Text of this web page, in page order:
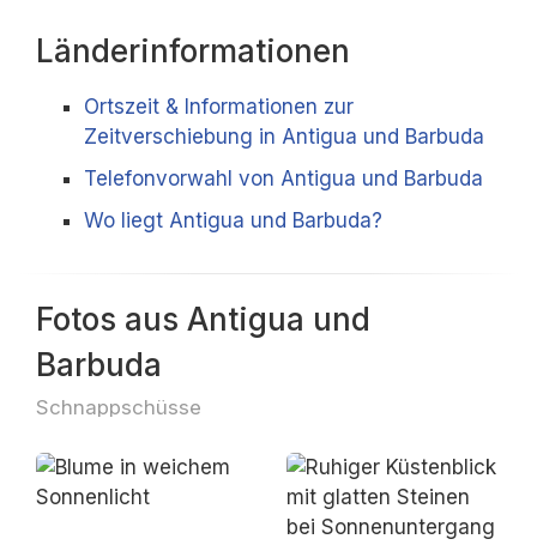
Länderinformationen
Ortszeit & Informationen zur
Zeitverschiebung in Antigua und Barbuda
Telefonvorwahl von Antigua und Barbuda
Wo liegt Antigua und Barbuda?
Fotos aus Antigua und
Barbuda
Schnappschüsse